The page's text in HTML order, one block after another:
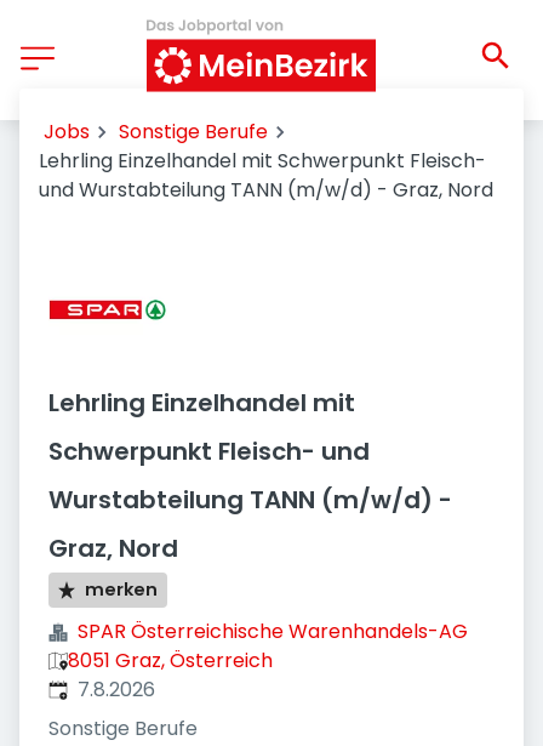
Jobs
Sonstige Berufe
Lehrling Einzelhandel mit Schwerpunkt Fleisch-
und Wurstabteilung TANN (m/w/d) - Graz, Nord
Lehrling Einzelhandel mit
Schwerpunkt Fleisch- und
Wurstabteilung TANN (m/w/d) -
Graz, Nord
merken
SPAR Österreichische Warenhandels-AG
8051 Graz, Österreich
Veröffentlicht
7.8.2026
Sonstige Berufe